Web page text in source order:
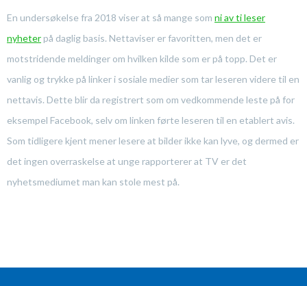
En undersøkelse fra 2018 viser at så mange som ni av ti leser
nyheter på daglig basis. Nettaviser er favoritten, men det er
motstridende meldinger om hvilken kilde som er på topp. Det er
vanlig og trykke på linker i sosiale medier som tar leseren videre til en
nettavis. Dette blir da registrert som om vedkommende leste på for
eksempel Facebook, selv om linken førte leseren til en etablert avis.
Som tidligere kjent mener lesere at bilder ikke kan lyve, og dermed er
det ingen overraskelse at unge rapporterer at TV er det
nyhetsmediumet man kan stole mest på.